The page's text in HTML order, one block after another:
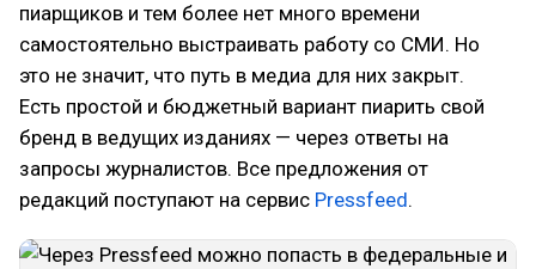
пиарщиков и тем более нет много времени
самостоятельно выстраивать работу со СМИ. Но
это не значит, что путь в медиа для них закрыт.
Есть простой и бюджетный вариант пиарить свой
бренд в ведущих изданиях — через ответы на
запросы журналистов. Все предложения от
редакций поступают на сервис Pressfeed.